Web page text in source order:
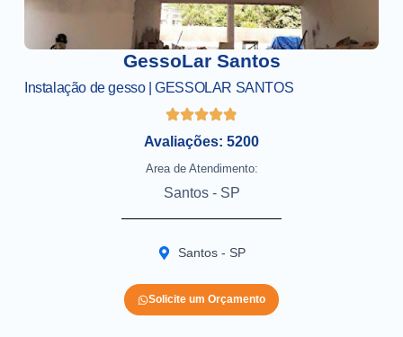
GessoLar Santos
Instalação de gesso | GESSOLAR SANTOS
Avaliações: 5200
Area de Atendimento:
Santos - SP
Santos - SP
Solicite um Orçamento